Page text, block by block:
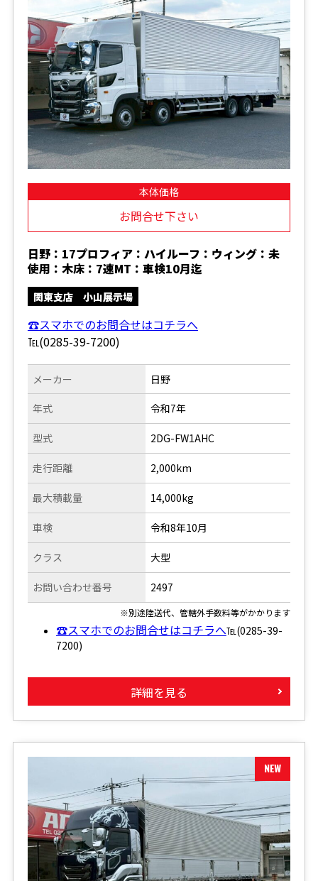
本体価格
お問合せ下さい
日野：17プロフィア：ハイルーフ：ウィング：未
使用：木床：7速MT：車検10月迄
関東支店 小山展示場
☎スマホでのお問合せはコチラへ
℡(0285-39-7200)
メーカー
年式
型式
走行距離
日野
令和7年
2DG-FW1AHC
2,000km
最大積載量
車検
クラス
お問い合わせ番号
14,000kg
令和8年10月
大型
2497
※別途陸送代、管轄外手数料等がかかります
☎スマホでのお問合せはコチラへ℡(0285-39-
7200)
詳細を見る